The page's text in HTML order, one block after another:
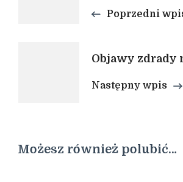
wpisuPoprzedni
Objawy zdrady
Następny wpis
Możesz również polubić…